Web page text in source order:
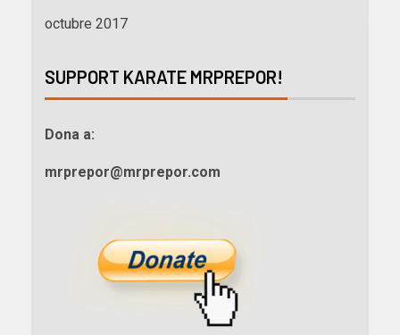
octubre 2017
SUPPORT KARATE MRPREPOR!
Dona a:
mrprepor@mrprepor.com